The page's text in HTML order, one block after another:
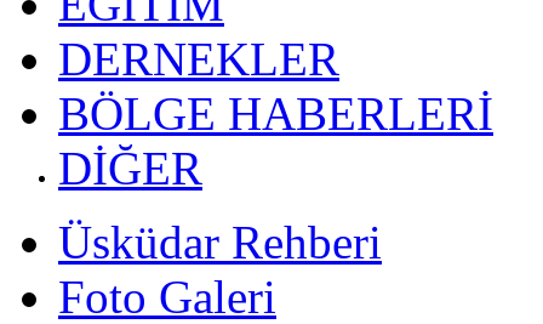
DERNEKLER
BÖLGE HABERLERİ
DİĞER
Üsküdar Rehberi
Foto Galeri